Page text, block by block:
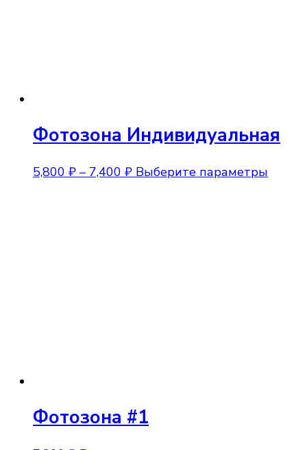
Фотозона Индивидуальная
5,800 ₽ – 7,400 ₽Диапазон
Выберите параметры
Фотозона #1